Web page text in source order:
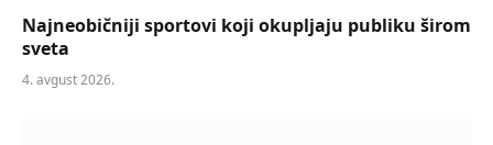
Najneobičniji sportovi koji okupljaju publiku širom
sveta
4. avgust 2026.